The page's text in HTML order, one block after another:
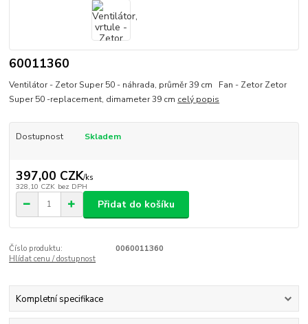
60011360
Ventilátor - Zetor Super 50 - náhrada, průměr 39 cm Fan - Zetor Zetor
Super 50 -replacement, dimameter 39 cm celý popis
Dostupnost Skladem
397,00 CZK/ks
328,10 CZK bez DPH
Přidat do košíku
Číslo produktu:
0060011360
Hlídat cenu / dostupnost
Kompletní specifikace